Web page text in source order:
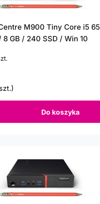
M900 Tiny Core i5
8 GB / 240 SSD / Win 10
Do koszyka